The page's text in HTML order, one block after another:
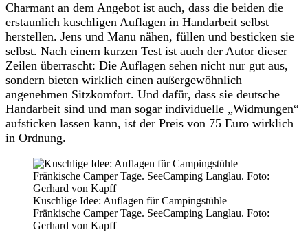
Charmant an dem Angebot ist auch, dass die beiden die
erstaunlich kuschligen Auflagen in Handarbeit selbst
herstellen. Jens und Manu nähen, füllen und besticken sie
selbst. Nach einem kurzen Test ist auch der Autor dieser
Zeilen überrascht: Die Auflagen sehen nicht nur gut aus,
sondern bieten wirklich einen außergewöhnlich
angenehmen Sitzkomfort. Und dafür, dass sie deutsche
Handarbeit sind und man sogar individuelle „Widmungen“
aufsticken lassen kann, ist der Preis von 75 Euro wirklich
in Ordnung.
Kuschlige Idee: Auflagen für Campingstühle
Fränkische Camper Tage. SeeCamping Langlau. Foto:
Gerhard von Kapff